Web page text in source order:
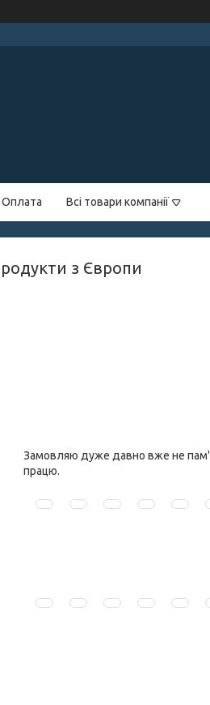
Оплата Всі товари компанії
з Європи
Замовляю дуже давно вже не
працю.